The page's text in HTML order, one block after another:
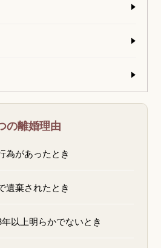
の離婚理由
為があったとき
遺棄されたとき
以上明らかでないとき